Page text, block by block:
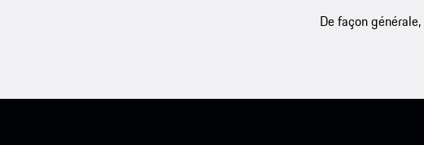
De façon